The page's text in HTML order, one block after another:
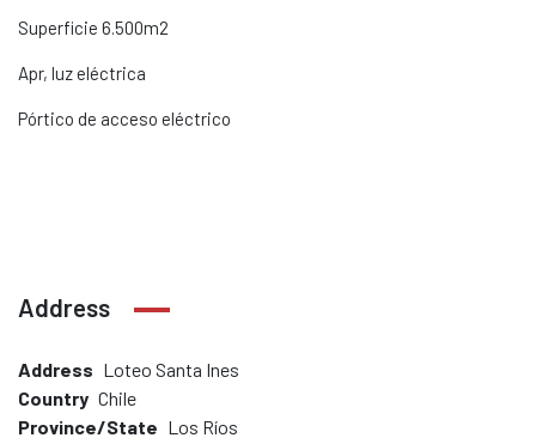
Superficie 6.500m2
Apr, luz eléctrica
Pórtico de acceso eléctrico
Address
Address Loteo Santa Ines
Country Chile
Province/State Los Ríos